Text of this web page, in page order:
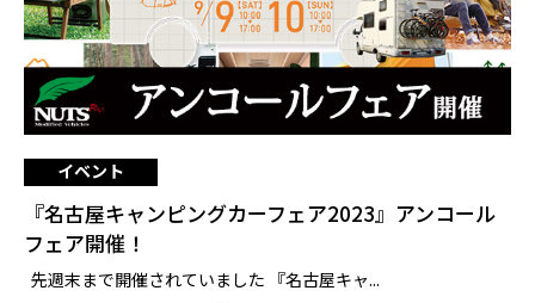
イベント
『名古屋キャンピングカーフェア2023』アンコール
フェア開催！
先週末まで開催されていました 『名古屋キャ...